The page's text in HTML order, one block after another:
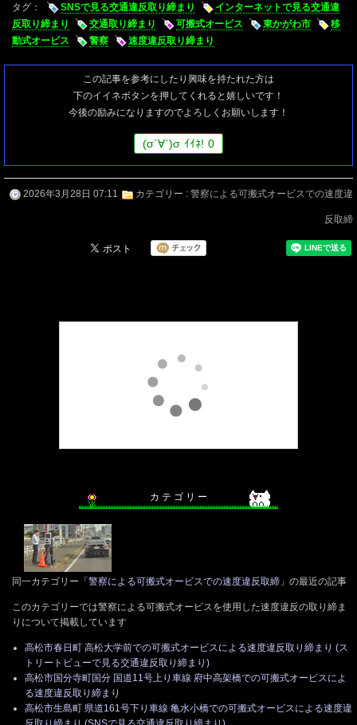
タグ： SNSで見る交通違反取り締まり
インターネットで見る交通違
反取り締まり
交通取り締まり 可搬式オービス 東かがわ市
移
動式オービス
警察 速度違反取り締まり
この記事を参考にしたり興味を持たれた方は
下のイイネボタンを押してくれると嬉しいです！
今後の励みになりますのでよろしくお願いします！
(σ´∀`)σ ｲｲﾈ! 0
2026年3月28日 07:11 カテゴリー : 警察による可搬式オービスでの速度違
反取締
カ テ ゴ リ ー
同一カテゴリー「警察による可搬式オービスでの速度違反取締 」の最近の記事
このカテゴリーでは警察による可搬式オービスを使用した速度違反の取り締ま
りについて掲載しています
高松市春日町 高松大学前での可搬式オービスによる速度違反取り締まり (ス
トリートビューで見る交通違反取り締まり)
高松市国分寺町国分 国道11号上り車線 府中高架橋での可搬式オービスによ
る速度違反取り締まり
高松市生島町 県道161号下り車線 亀水小橋での可搬式オービスによる速度違